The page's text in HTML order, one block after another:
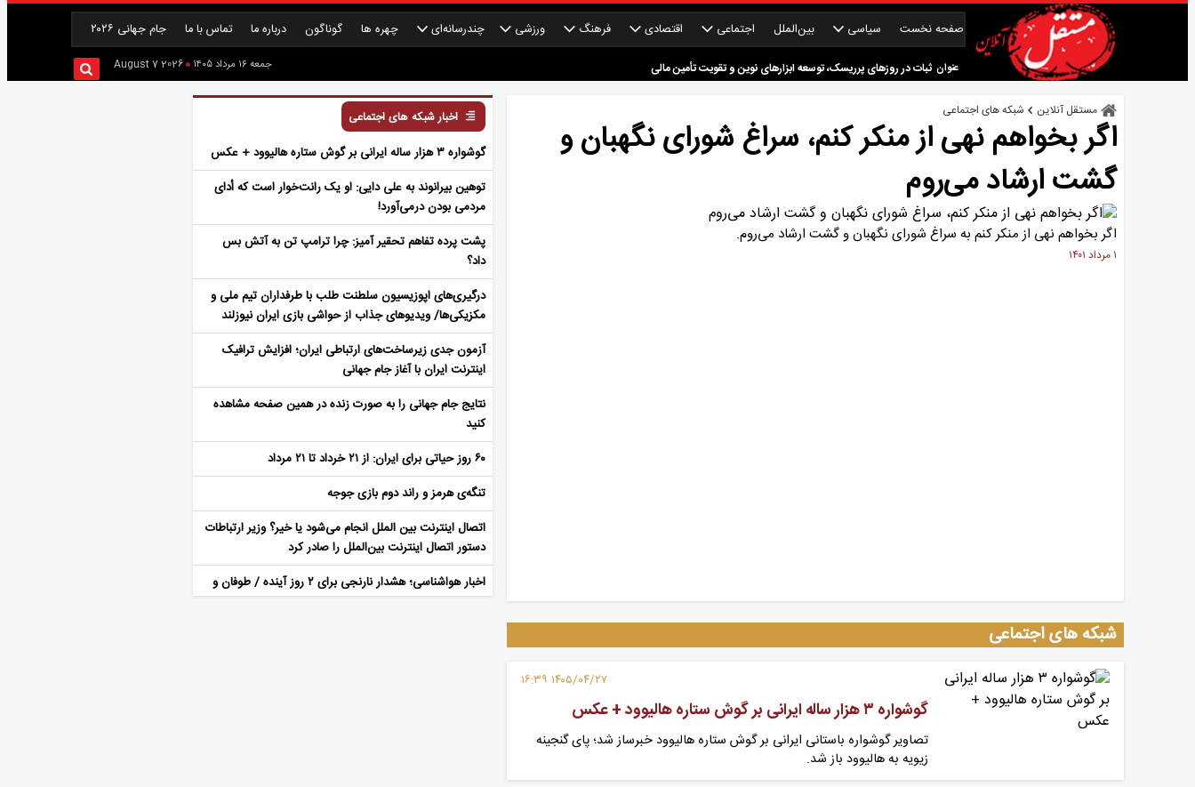
صفحه نخست سیاسی بین‌الملل اجتماعی اقتصادی فرهنگ ورزشی چندرسانه‌ای چهره ها گوناگون درباره ما تماس با ما جام جهانی ۲۰۲۶
عنوان
رشد اقتصادی آمریکا در سه‌ماهه دوم کند شد
ثبات در روزهای پرریسک، توسعه ابزارهای نوین و تقویت تأمین مالی
باز هم تهدیدهای ترامپ علیه زیرساخت‌های ایران عملی نشد؟ جنگ روانی یا محاسبات غلط رئیس جمهور آمریکا؟
جمعه ۱۶ مرداد ۱۴۰۵ 2026 August 7
مستقل آنلاین شبکه های اجتماعی
اگر بخواهم نهی از منکر کنم، سراغ شورای نگهبان و
گشت ارشاد می‌روم
اگر بخواهم نهی از منکر کنم به سراغ شورای نگهبان و گشت ارشاد می‌روم.
۱ مرداد ۱۴۰۱
شبکه های اجتماعی
۱۴۰۵/۰۴/۲۷ ۱۶:۳۹
گوشواره ۳ هزار ساله ایرانی بر گوش ستاره هالیوود + عکس
تصاویر گوشواره باستانی ایرانی بر گوش ستاره هالیوود خبرساز شد؛ پای گنجینه
زیویه به هالیوود باز شد.
اخبار شبکه های اجتماعی
گوشواره ۳ هزار ساله ایرانی بر گوش ستاره هالیوود + عکس
توهین بیرانوند به علی دایی: او یک رانت‌خوار است که أدای
مردمی بودن درمی‌آورد!
پشت پرده تفاهم تحقیر آمیز: چرا ترامپ‌ تن به آتش بس
داد؟
درگیری‌های اپوزیسیون سلطنت طلب با طرفداران تیم ملی و
مکزیکی‌ها/ ویدیوهای جذاب از حواشی بازی ایران نیوزلند
آزمون جدی زیرساخت‌های ارتباطی ایران؛ افزایش ترافیک
اینترنت ایران با آغاز جام جهانی
نتایج جام جهانی را به صورت زنده در همین صفحه مشاهده
کنید
۶۰ روز حیاتی برای ایران: از ۲۱ خرداد تا ۲۱ مرداد
تنگه‌ی هرمز و راند دوم بازی جوجه
اتصال اینترنت بین الملل انجام می‌شود یا خیر؟ وزیر ارتباطات
دستور اتصال اینترنت بین‌الملل را صادر کرد
اخبار هواشناسی؛ هشدار نارنجی برای ۲ روز آینده / طوفان و
بارش شدید در راه است